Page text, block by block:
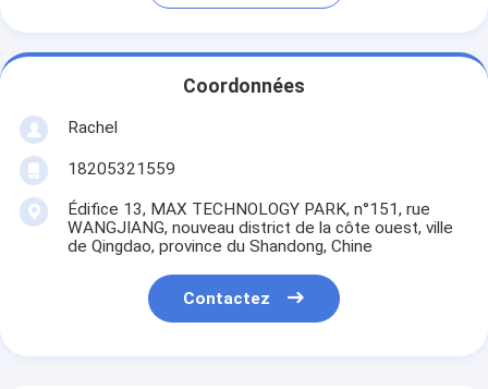
Coordonnées
Rachel
18205321559
Édifice 13, MAX TECHNOLOGY PARK, n°151, rue
WANGJIANG, nouveau district de la côte ouest, ville
de Qingdao, province du Shandong, Chine
Contactez